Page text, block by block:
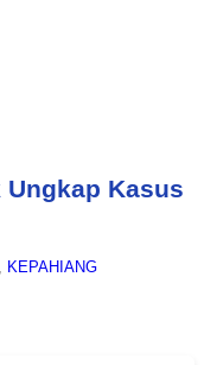
Ungkap Kasus
KEPAHIANG